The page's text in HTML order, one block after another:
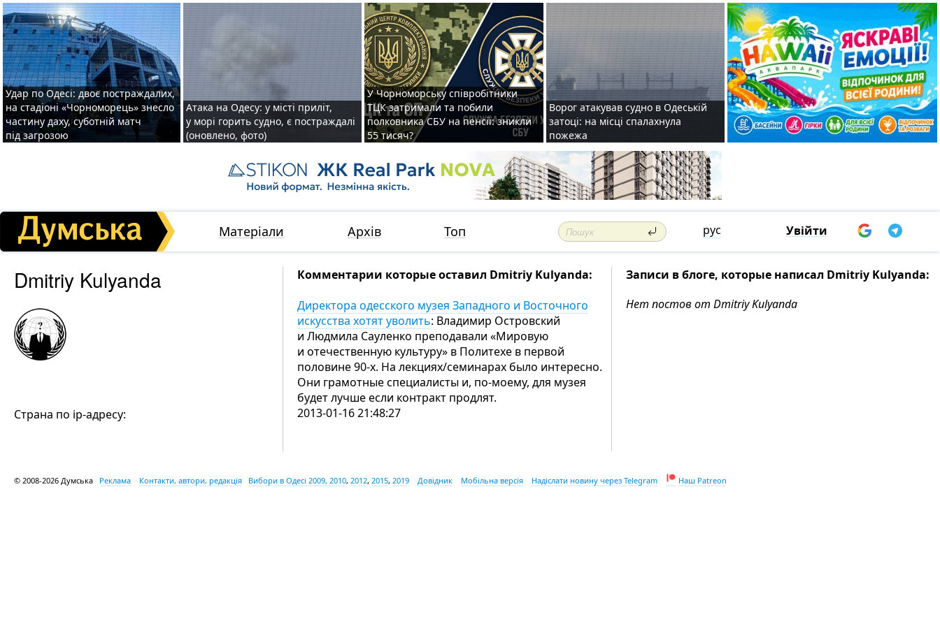
Удар по Одесі: двоє постраждалих,
на стадіоні «Чорноморець» знесло
частину даху, суботній матч
під загрозою
Атака на Одесу: у місті приліт,
у морі горить судно, є постраждалі
(оновлено, фото)
У Чорноморську співробітники
ТЦК затримали та побили
полковника СБУ на пенсії: зникли
55 тисяч?
Ворог атакував судно в Одеській
затоці: на місці спалахнула
пожежа
Матеріали Архів Топ рус Увійти
Dmitriy Kulyanda
Страна по ip-адресу:
Комментарии которые оставил Dmitriy Kulyanda:
Директора одесского музея Западного и Восточного
искусства хотят уволить: Владимир Островский
и Людмила Сауленко преподавали «Мировую
и отечественную культуру» в Политехе в первой
половине 90-х. На лекциях/семинарах было интересно.
Они грамотные специалисты и, по-моему, для музея
будет лучше если контракт продлят.
2013-01-16 21:48:27
Записи в блоге, которые написал Dmitriy Kulyanda:
Нет постов от Dmitriy Kulyanda
© 2008-2026 Думська Реклама Контакти, автори, редакція Вибори в Одесі 2009, 2010, 2012, 2015, 2019 Довідник Мобільна версія Надіслати новину через Telegram Наш Patreon